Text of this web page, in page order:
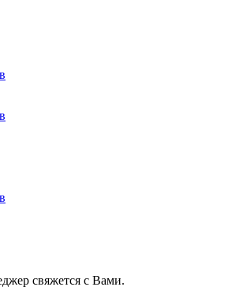
свяжется с Вами.